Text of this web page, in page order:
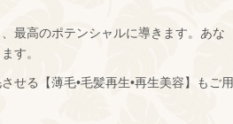
最高のポテンシャルに導きます。あな
す。
せる【薄毛•毛髪再生•再生美容】もご用